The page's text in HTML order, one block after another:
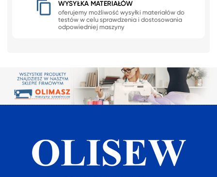
WYSYŁKA MATERIAŁÓW
oferujemy możliwość wysyłki materiałów do
testów w celu sprawdzenia i dostosowania
odpowiedniej maszyny